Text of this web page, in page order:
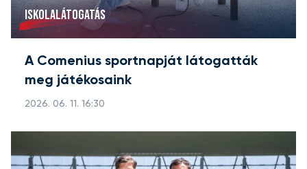
ISKOLALÁTOGATÁS
A Comenius sportnapját látogatták
meg játékosaink
2026. 06. 11. 16:30